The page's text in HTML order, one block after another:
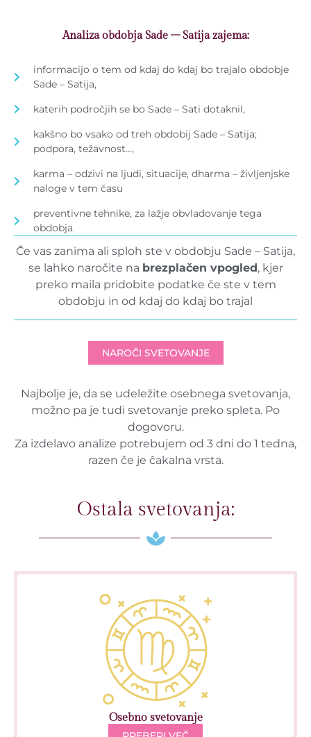
Analiza obdobja Sade – Satija zajema:
informacijo o tem od kdaj do kdaj bo trajalo obdobje
Sade – Satija,
katerih področjih se bo Sade – Sati dotaknil,
kakšno bo vsako od treh obdobij Sade – Satija;
podpora, težavnost…,
karma – odzivi na ljudi, situacije, dharma – življenjske
naloge v tem času
preventivne tehnike, za lažje obvladovanje tega
obdobja.
Če vas zanima ali sploh ste v obdobju Sade – Satija,
se lahko naročite na brezplačen vpogled, kjer
preko maila pridobite podatke če ste v tem
obdobju in od kdaj do kdaj bo trajal
NAROČI SVETOVANJE
Najbolje je, da se udeležite osebnega svetovanja,
možno pa je tudi svetovanje preko spleta. Po
dogovoru.
Za izdelavo analize potrebujem od 3 dni do 1 tedna,
razen če je čakalna vrsta.
Ostala svetovanja:
Osebno svetovanje